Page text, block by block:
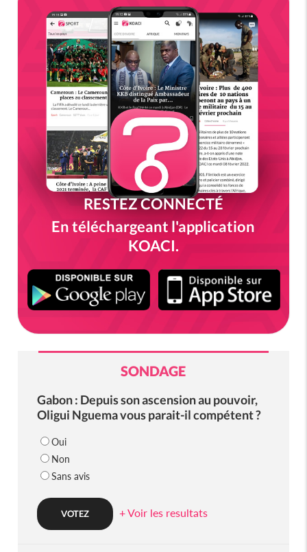
RESTEZ CONNECTÉ
En téléchargeant l'application
KOACI.
SONDAGE
Gabon : Depuis son ascension au pouvoir,
Oligui Nguema vous parait-il compétent ?
Oui
Non
Sans avis
+ Voir les resultats